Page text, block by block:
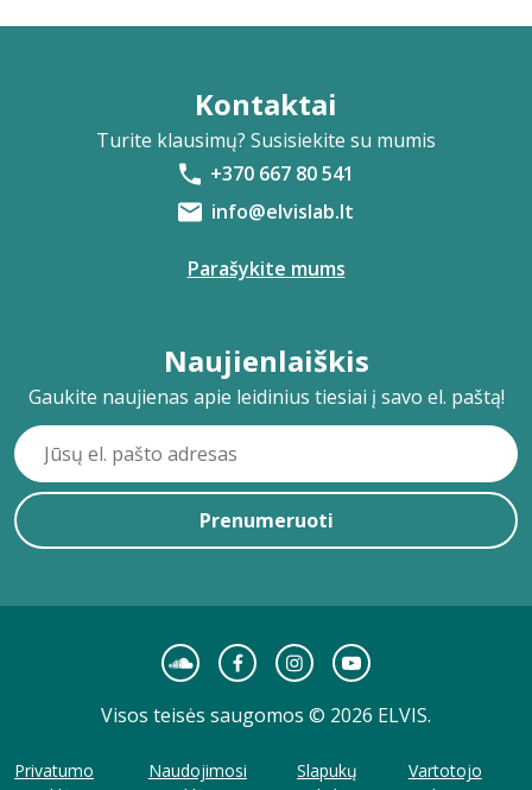
Kontaktai
Turite klausimų? Susisiekite su mumis
+370 667 80 541
info@elvislab.lt
Parašykite mums
Naujienlaiškis
Gaukite naujienas apie leidinius tiesiai į savo el. paštą!
Prenumeruoti
Visos teisės saugomos © 2026 ELVIS.
Privatumo
Naudojimosi
Slapukų
Vartotojo